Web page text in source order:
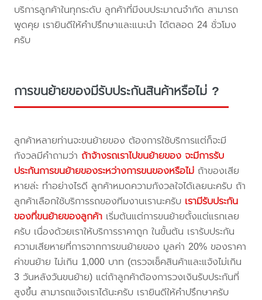
บริการลูกค้าในทุกระดับ ลูกค้าที่มีงบประมาณจำกัด สามารถ
พูดคุย เรายินดีให้คำปรึกษาและแนะนำ ได้ตลอด 24 ชั่วโมง
ครับ
การขนย้ายของมีรับประกันสินค้าหรือไม่ ?
ลูกค้าหลายท่านจะขนย้ายของ ต้องการใช้บริการแต่ก็จะมี
กังวลมีคำถามว่า ถ้าจ้างรถเราไปขนย้ายของ จะมีการรับ
ประกันการขนย้ายของระหว่างการขนของหรือไม่ ถ้าของเสีย
หายล่ะ ทำอย่างไรดี ลูกค้าหมดความกังวลใจได้เลยนะครับ ถ้า
ลูกค้าเลือกใช้บริการรถของทีมงานเรานะครับ เรามีรับประกัน
ของที่ขนย้ายของลูกค้า เริ่มต้นแต่การขนย้ายตั้งแต่แรกเลย
ครับ เนื่องด้วยเราให้บริการราคาถูก ในขั้นต้น เรารับประกัน
ความเสียหายที่การจากการขนย้ายของ มูลค่า 20% ของราคา
ค่าขนย้าย ไม่เกิน 1,000 บาท (ตรวจเช็คสินค้าและแจ้งไม่เกิน
3 วันหลังวันขนย้าย) แต่ถ้าลูกค้าต้องการวงเงินรับประกันที่
สูงขึ้น สามารถแจ้งเราได้นะครับ เรายินดีให้คำปรึกษาครับ